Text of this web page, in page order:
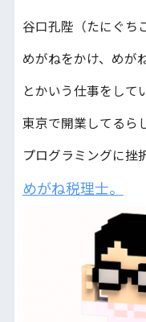
谷口孔陛（たにぐち
めがねをかけ、めが
とかいう仕事をして
東京で開業してるら
プログラミングに挫
めがね税理士。